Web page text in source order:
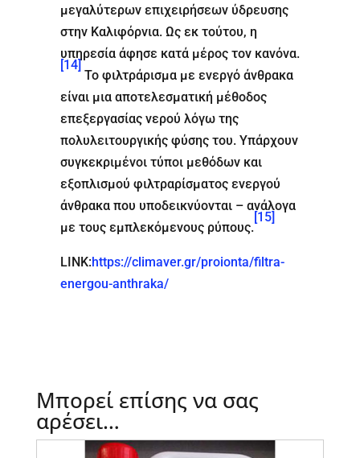
μεγαλύτερων επιχειρήσεων ύδρευσης
στην Καλιφόρνια. Ως εκ τούτου, η
υπηρεσία άφησε κατά μέρος τον κανόνα.
[14]
Το φιλτράρισμα με ενεργό άνθρακα
είναι μια αποτελεσματική μέθοδος
επεξεργασίας νερού λόγω της
πολυλειτουργικής φύσης του. Υπάρχουν
συγκεκριμένοι τύποι μεθόδων και
εξοπλισμού φιλτραρίσματος ενεργού
άνθρακα που υποδεικνύονται – ανάλογα
με τους εμπλεκόμενους ρύπους.
[15]
LINK:https://climaver.gr/proionta/filtra-
energou-anthraka/
Μπορεί επίσης να σας
αρέσει…